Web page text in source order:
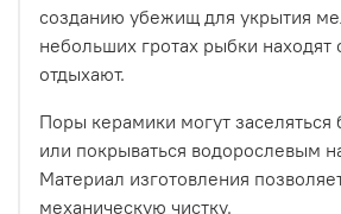
созданию убежищ для укрытия
небольших гротах рыбки находят
отдыхают.
Поры керамики могут заселяться
или покрываться водорослевым
Материал изготовления
механическую чистку.